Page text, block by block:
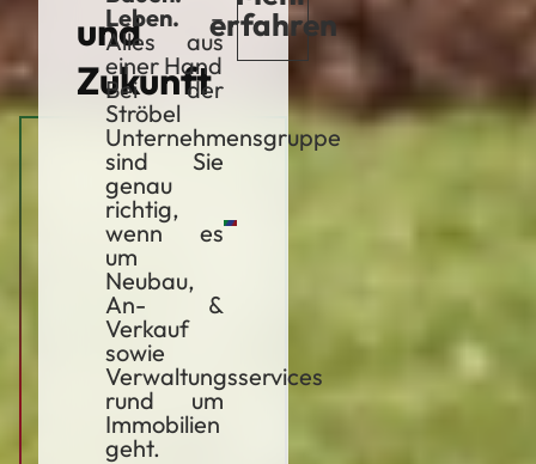
und
Zukunft
Leben. –
Alles aus
einer Hand
Bei der
Ströbel
Unternehmensgruppe
sind Sie
genau
richtig,
wenn es
um
Neubau,
An- &
Verkauf
sowie
Verwaltungsservices
rund um
Immobilien
geht.
erfahren